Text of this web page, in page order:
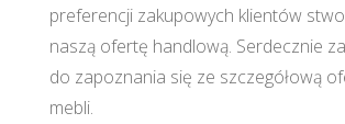
preferencji zakupowych klientów
naszą ofertę handlową. Serdecznie
do zapoznania się ze szczegółową
mebli.